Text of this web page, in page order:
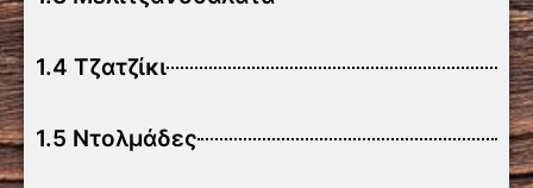
1.4 Τζατζίκι
1.5 Ντολμάδες